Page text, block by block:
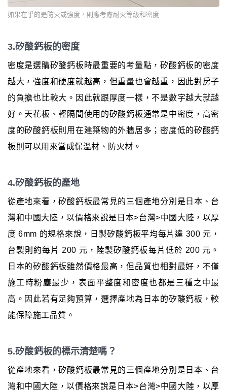
如果在乎的是防火或強度，則應考慮耐火等級和密度
3.矽酸鈣板的密度
密度是選購矽酸鈣板時最重要的考量點，矽酸鈣板的密度
越大，強度和硬度就越高，但重量也會越重，因此對房子
的負擔也比較大。因此就跟厚度一樣，不是數字越大就越
好。天花板、輕隔間使用的矽酸鈣板通常是中密度，高密
度的矽酸鈣板則用在建築物的外牆居多；密度低的矽酸鈣
板則可以用來當成保溫材、防火材。
4.矽酸鈣板的產地
從產地來看，矽酸鈣板最常見的三個產地分別是日本、台
灣和中國大陸，以價格來說是日本>台灣>中國大陸，以厚
度 6mm 的規格來說，日製矽酸鈣板平均每片達 300 元，
台製則約每片 200 元，陸製矽酸鈣板每片低於 200 元。
日本的矽酸鈣板雖然價格最高，但品質也相對最好，不僅
施工時粉塵最少，表面平整度和密度也都是三種之中最
高。因此若有足夠預算，選擇產地為日本的矽酸鈣板，較
能保障施工品質。
5.矽酸鈣板的標示清楚嗎？
從產地來看，矽酸鈣板最常見的三個產地分別是日本、台
灣和中國大陸，以價格來說是日本>台灣>中國大陸，以厚